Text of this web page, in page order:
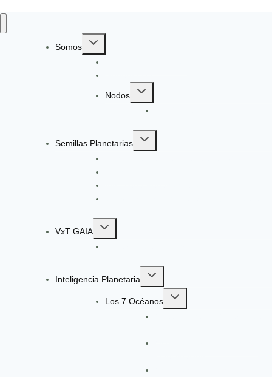
Somos
Toggle
child
menu
Nodos
Toggle
child
menu
Semillas Planetarias
Toggle
child
VxT GAIA
Toggle
child
menu
Inteligencia Planetaria
Toggle
child
Los 7 Océanos
Toggle
child